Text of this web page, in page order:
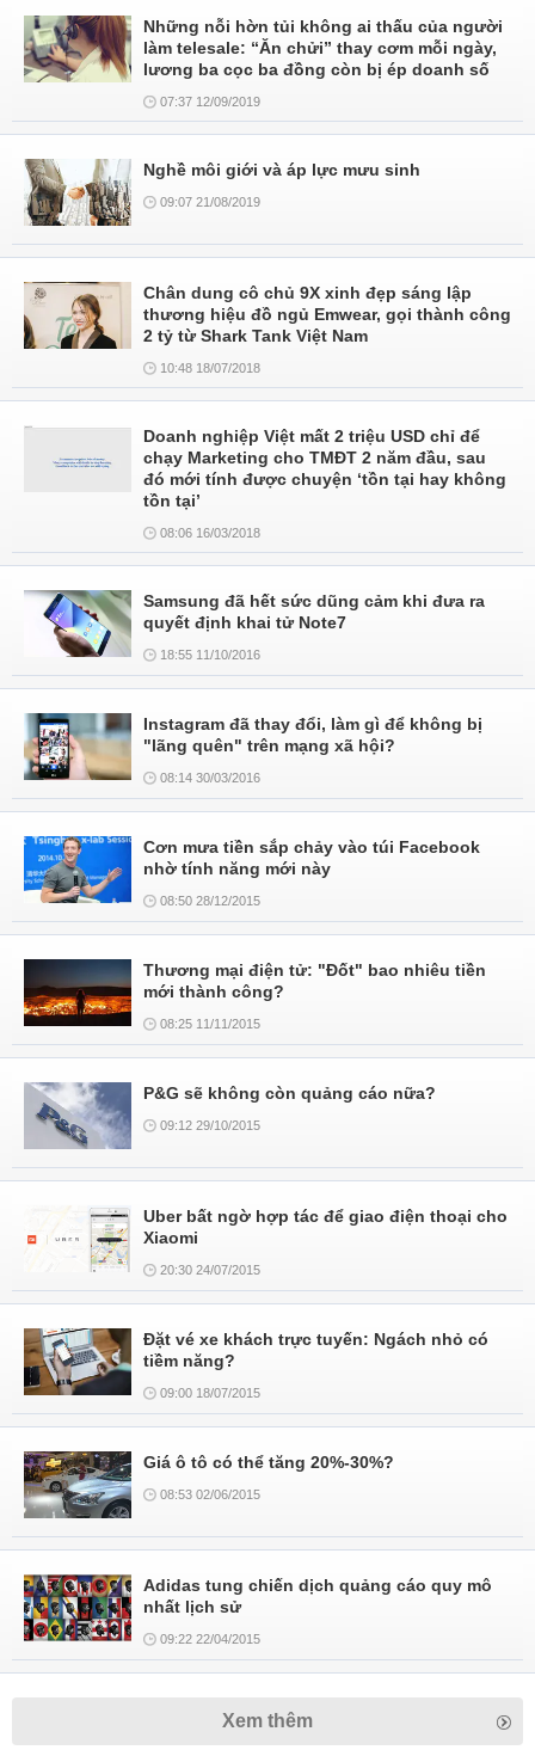
Những nỗi hờn tủi không ai thấu của người
làm telesale: “Ăn chửi” thay cơm mỗi ngày,
lương ba cọc ba đồng còn bị ép doanh số
07:37 12/09/2019
Nghề môi giới và áp lực mưu sinh
09:07 21/08/2019
Chân dung cô chủ 9X xinh đẹp sáng lập
thương hiệu đồ ngủ Emwear, gọi thành công
2 tỷ từ Shark Tank Việt Nam
10:48 18/07/2018
Doanh nghiệp Việt mất 2 triệu USD chỉ để
chạy Marketing cho TMĐT 2 năm đầu, sau
đó mới tính được chuyện ‘tồn tại hay không
tồn tại’
08:06 16/03/2018
Samsung đã hết sức dũng cảm khi đưa ra
quyết định khai tử Note7
18:55 11/10/2016
Instagram đã thay đổi, làm gì để không bị
"lãng quên" trên mạng xã hội?
08:14 30/03/2016
Cơn mưa tiền sắp chảy vào túi Facebook
nhờ tính năng mới này
08:50 28/12/2015
Thương mại điện tử: "Đốt" bao nhiêu tiền
mới thành công?
08:25 11/11/2015
P&G sẽ không còn quảng cáo nữa?
09:12 29/10/2015
Uber bất ngờ hợp tác để giao điện thoại cho
Xiaomi
20:30 24/07/2015
Đặt vé xe khách trực tuyến: Ngách nhỏ có
tiềm năng?
09:00 18/07/2015
Giá ô tô có thể tăng 20%-30%?
08:53 02/06/2015
Adidas tung chiến dịch quảng cáo quy mô
nhất lịch sử
09:22 22/04/2015
Xem thêm